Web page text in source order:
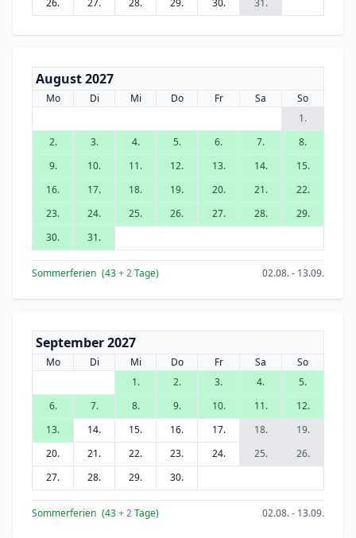
26.
27. 28. 29. 30. 31.
August 2027
Mo Di Mi Do Fr Sa
So
1.
2.
3. 4. 5. 6. 7.
8.
9.
10. 11. 12. 13. 14.
15.
16.
17. 18. 19. 20. 21.
22.
23.
24. 25. 26. 27. 28.
29.
30.
31.
Sommerferien (43+ 2Tage) 02.08. - 13.09.
September 2027
Mo Di Mi Do Fr Sa
So
1.
2. 3. 4.
5.
6.
7. 8. 9. 10. 11.
12.
13.
14. 15. 16. 17. 18.
19.
20.
21. 22. 23. 24. 25.
26.
27.
28. 29. 30.
Sommerferien (43+ 2Tage) 02.08. - 13.09.